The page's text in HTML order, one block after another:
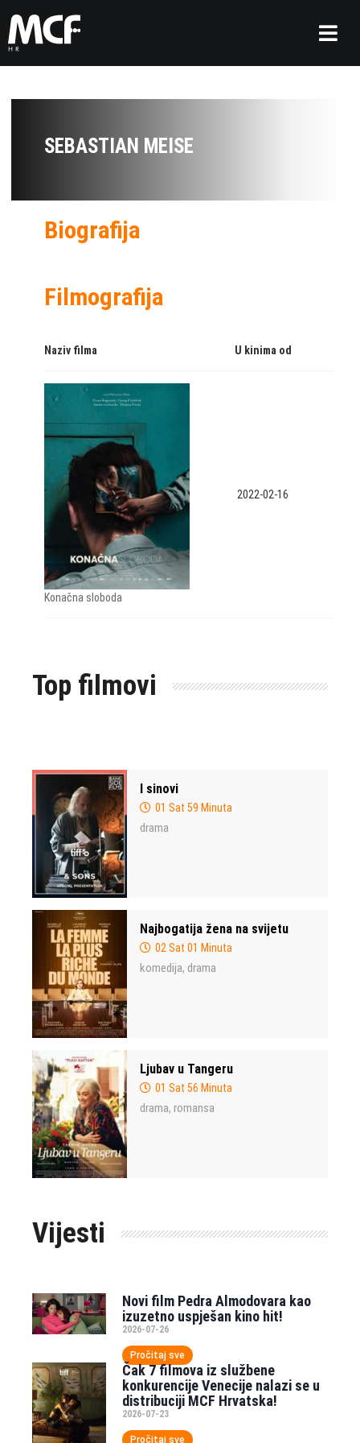
SEBASTIAN MEISE
Biografija
Filmografija
Naziv filma U kinima od
Konačna sloboda
2022-02-16
Top filmovi
I sinovi
01 Sat 59 Minuta
drama
Najbogatija žena na svijetu
02 Sat 01 Minuta
komedija, drama
Ljubav u Tangeru
01 Sat 56 Minuta
drama, romansa
Vijesti
Novi film Pedra Almodovara kao
izuzetno uspješan kino hit!
2026-07-26
Pročitaj sve
Čak 7 filmova iz službene
konkurencije Venecije nalazi se u
distribuciji MCF Hrvatska!
2026-07-23
Pročitaj sve